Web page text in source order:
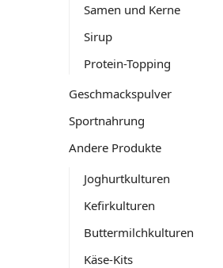
Samen und Kerne
Sirup
Protein-Topping
Geschmackspulver
Sportnahrung
Andere Produkte
Joghurtkulturen
Kefirkulturen
Buttermilchkulturen
Käse-Kits